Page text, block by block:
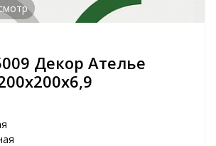
Декор Ателье